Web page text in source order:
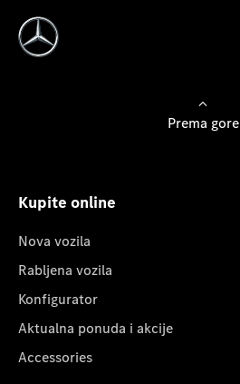
Prema gore
Kupite online
Nova vozila
Rabljena vozila
Konfigurator
Aktualna ponuda i akcije
Accessories